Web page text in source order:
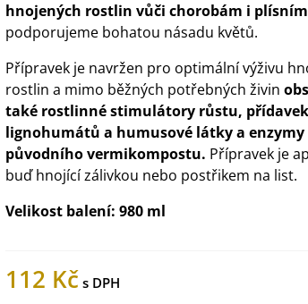
hnojených rostlin vůči chorobám i plísním
podporujeme bohatou násadu květů.
Přípravek je navržen pro optimální výživu
rostlin a mimo běžných potřebných živin
také rostlinné stimulátory růstu, přídavek
lignohumátů a humusové látky a enzymy
původního vermikompostu. Přípravek je
buď hnojící zálivkou nebo postřikem na list.
Velikost balení: 980 ml
112 Kč